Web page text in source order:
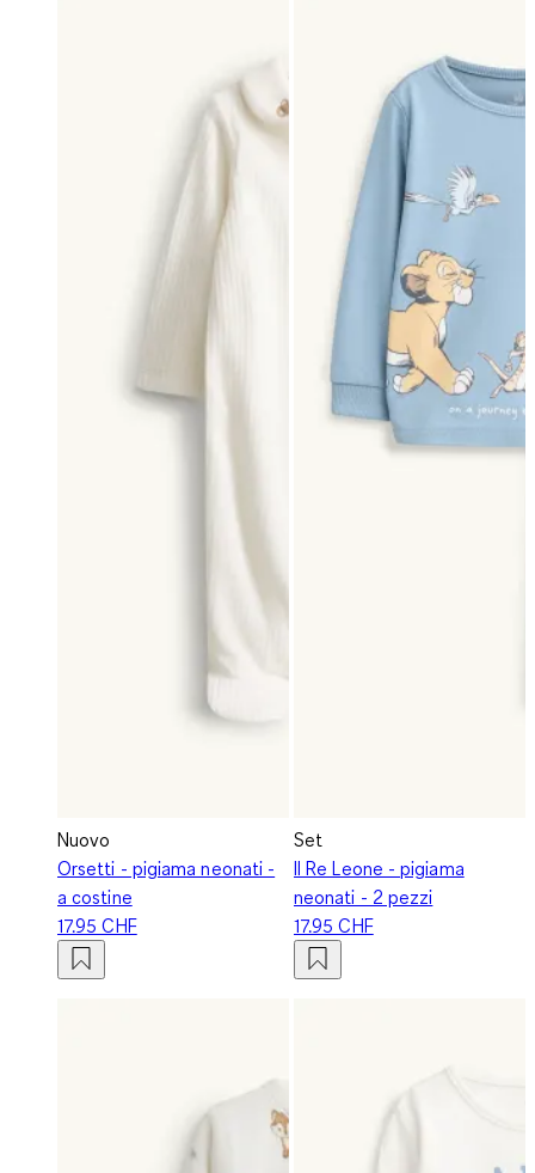
Nuovo
Orsetti - pigiama neonati -
a costine
17.95 CHF
Set
Il Re Leone - pigiama
neonati - 2 pezzi
17.95 CHF